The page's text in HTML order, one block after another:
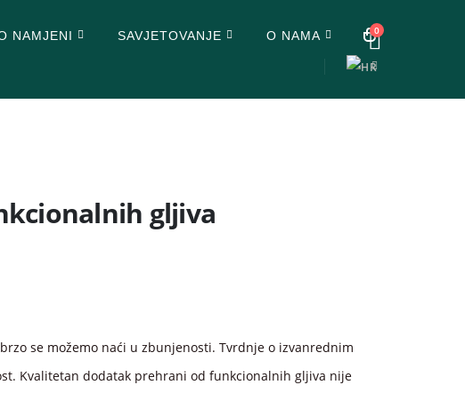
NAMJENI SAVJETOVANJE O NAMA 0
gljiva
se možemo naći u zbunjenosti. Tvrdnje o izvanrednim
Kvalitetan dodatak prehrani od funkcionalnih gljiva nije